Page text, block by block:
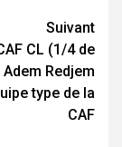
Suivant
CL (1/4 de
Redjem
type de la
CAF